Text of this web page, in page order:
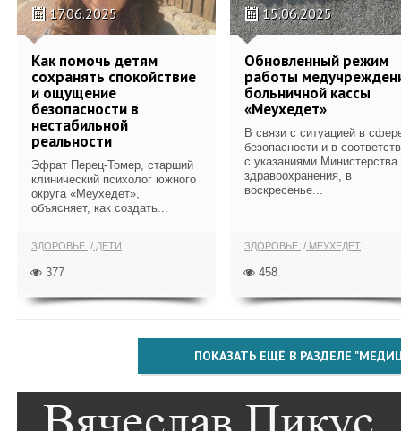
17.06.2025
Как помочь детям
сохранять спокойствие
и ощущение
безопасности в
нестабильной
реальности
Эфрат Перец-Томер, старший
клинический психолог южного
округа «Меухедет»,
объясняет, как создать...
ЗДОРОВЬЕ ДЕТИ
377
15.06.2025
Обновленный режим
работы
больничной кассы
«Меухедет»
В связи с ситуацией в
безопасности и в
с указаниями Министерства
здравоохранения, в
воскресенье...
ЗДОРОВЬЕ МЕУХЕДЕТ
458
ПОКАЗАТЬ ЕЩЁ В РАЗДЕЛЕ